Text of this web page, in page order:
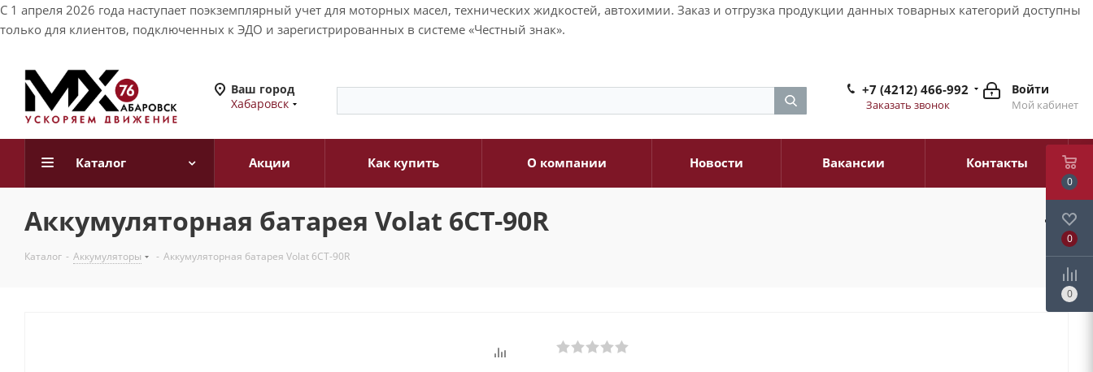
С 1 апреля 2026 года наступает поэкземплярный учет для моторных масел, технических жидкостей, автохимии. Заказ и отгрузка продукции данных товарных категорий доступны
только для клиентов, подключенных к ЭДО и зарегистрированных в системе «Честный знак».
Ваш город
Хабаровск
Войти
Мой кабинет
+7 (4212) 466-992
Заказать звонок
Каталог Акции Как купить О компании Новости Вакансии Контакты
Аккумуляторная батарея Volat 6CT-90R
Каталог - Аккумуляторы - Аккумуляторная батарея Volat 6CT-90R
0
0
0